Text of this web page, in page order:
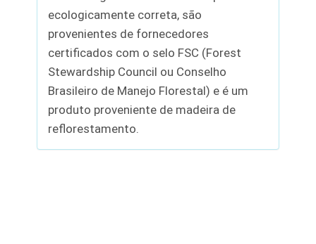
ecologicamente correta, são
provenientes de fornecedores
certificados com o selo FSC (Forest
Stewardship Council ou Conselho
Brasileiro de Manejo Florestal) e é um
produto proveniente de madeira de
reflorestamento.